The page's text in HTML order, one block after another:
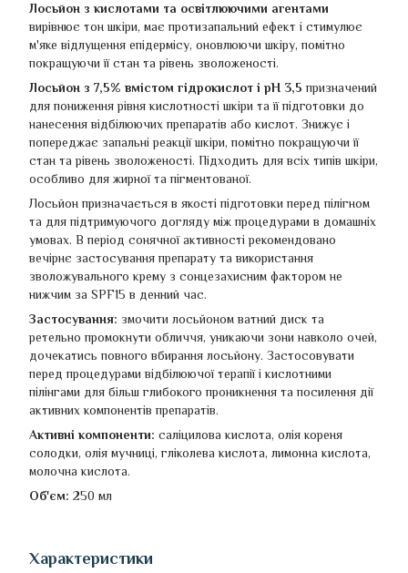
Лосьйон з кислотами та освітлюючими агентами
вирівнює тон шкіри, має протизапальний ефект і стимулює
м'яке відлущення епідермісу, оновлюючи шкіру, помітно
покращуючи її стан та рівень зволоженості.
Лосьйон з 7,5% вмістом гідрокислот і pH 3,5 призначений
для пониження рівня кислотності шкіри та її підготовки до
нанесення відбілюючих препаратів або кислот. Знижує і
попереджає запальні реакції шкіри, помітно покращуючи її
стан та рівень зволоженості. Підходить для всіх типів шкіри,
особливо для жирної та пігментованої.
Лосьйон призначається в якості підготовки перед пілігном
та для підтримуючого догляду між процедурами в домашніх
умовах. В період сонячної активності рекомендовано
вечірнє застосування препарату та використання
зволожувального крему з сонцезахисним фактором не
нижчим за SPF15 в денний час.
Застосування: змочити лосьйоном ватний диск та
ретельно промокнути обличчя, уникаючи зони навколо очей,
дочекатись повного вбирання лосьйону. Застосовувати
перед процедурами відбілюючої терапії і кислотними
пілінгами для більш глибокого проникнення та посилення дії
активних компонентів препаратів.
Активні компоненти: саліцилова кислота, олія кореня
солодки, олія мучниці, гліколева кислота, лимонна кислота,
молочна кислота.
Об'єм: 250 мл
Характеристики